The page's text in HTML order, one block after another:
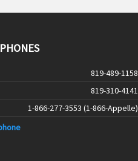
819-489-1158
819-310-4141
1-866-277-3553 (1-866-Appelle)